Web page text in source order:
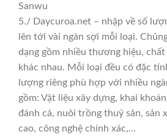
Sanwu
5./ Daycuroa.net – nhập về số
lên tới vài ngàn sợi mỗi loại.
dạng gồm nhiều thương hiệu,
khác nhau. Mỗi loại đều có đặc
lượng riêng phù hợp với nhiều
gồm: Vật liệu xây dựng, khai
đánh cá, nuôi trồng thuỷ sản, sản
cao, công nghệ chính xác,…